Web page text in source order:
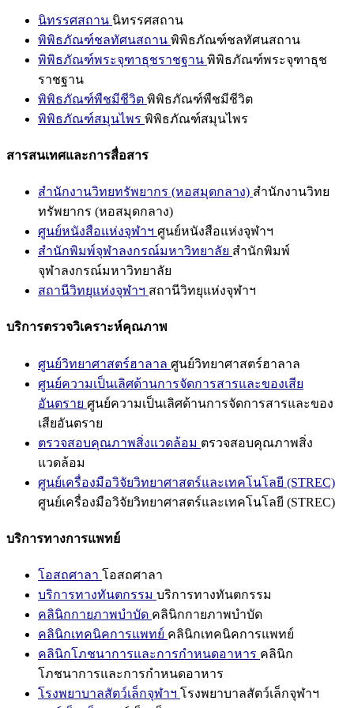
นิทรรศสถาน นิทรรศสถาน
พิพิธภัณฑ์ชลทัศนสถาน พิพิธภัณฑ์ชลทัศนสถาน
พิพิธภัณฑ์พระจุฑาธุชราชฐาน พิพิธภัณฑ์พระจุฑาธุช
ราชฐาน
พิพิธภัณฑ์พืชมีชีวิต พิพิธภัณฑ์พืชมีชีวิต
พิพิธภัณฑ์สมุนไพร พิพิธภัณฑ์สมุนไพร
สารสนเทศและการสื่อสาร
สำนักงานวิทยทรัพยากร (หอสมุดกลาง) สำนักงานวิทย
ทรัพยากร (หอสมุดกลาง)
ศูนย์หนังสือแห่งจุฬาฯ ศูนย์หนังสือแห่งจุฬาฯ
สำนักพิมพ์จุฬาลงกรณ์มหาวิทยาลัย สำนักพิมพ์
จุฬาลงกรณ์มหาวิทยาลัย
สถานีวิทยุแห่งจุฬาฯ สถานีวิทยุแห่งจุฬาฯ
บริการตรวจวิเคราะห์คุณภาพ
ศูนย์วิทยาศาสตร์ฮาลาล ศูนย์วิทยาศาสตร์ฮาลาล
ศูนย์ความเป็นเลิศด้านการจัดการสารและของเสีย
อันตราย ศูนย์ความเป็นเลิศด้านการจัดการสารและของ
เสียอันตราย
ตรวจสอบคุณภาพสิ่งแวดล้อม ตรวจสอบคุณภาพสิ่ง
แวดล้อม
ศูนย์เครื่องมือวิจัยวิทยาศาสตร์และเทคโนโลยี (STREC)
ศูนย์เครื่องมือวิจัยวิทยาศาสตร์และเทคโนโลยี (STREC)
บริการทางการแพทย์
โอสถศาลา โอสถศาลา
บริการทางทันตกรรม บริการทางทันตกรรม
คลินิกกายภาพบำบัด คลินิกกายภาพบำบัด
คลินิกเทคนิคการแพทย์ คลินิกเทคนิคการแพทย์
คลินิกโภชนาการและการกำหนดอาหาร คลินิก
โภชนาการและการกำหนดอาหาร
โรงพยาบาลสัตว์เล็กจุฬาฯ โรงพยาบาลสัตว์เล็กจุฬาฯ